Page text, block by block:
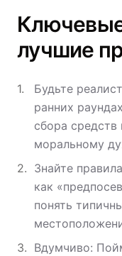
лучшие
Будьте
ранних
сбора
моральному
Знайте
как
понять
Вдумчиво: